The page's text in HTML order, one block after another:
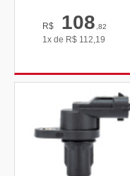
R$ 108,82
1x de R$ 112,19